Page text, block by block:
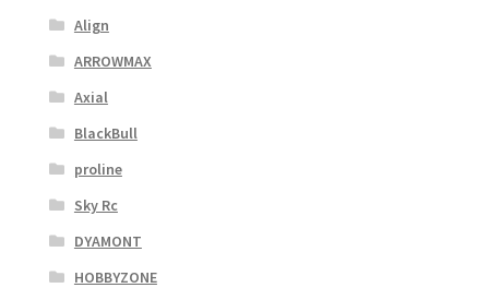
Align
ARROWMAX
Axial
BlackBull
proline
Sky Rc
DYAMONT
HOBBYZONE